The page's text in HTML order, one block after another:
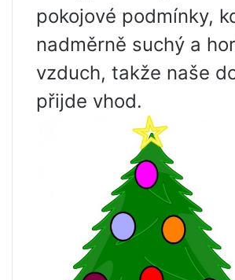
pokojové podmínky,
nadměrně suchý a
vzduch, takže naše
přijde vhod.